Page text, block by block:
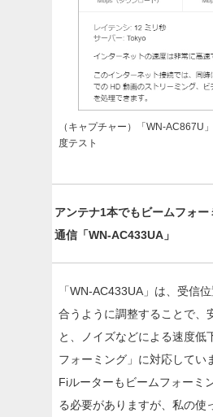
（キャプチャー）「WN-AC867U
度テスト
アンテナ1本でもビームフォー
通信「WN-AC433UA」
「WN-AC433UA」は、受信
合うように調整することで、
と、ノイズなどによる速度低
フォーミング」に対応してい
Fiルーターもビームフォーミ
る必要がありますが、私の使